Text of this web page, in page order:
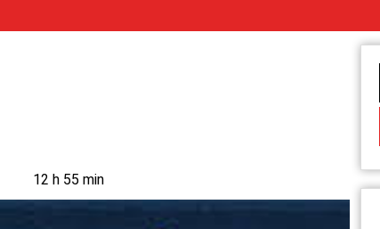
12 h 55 min